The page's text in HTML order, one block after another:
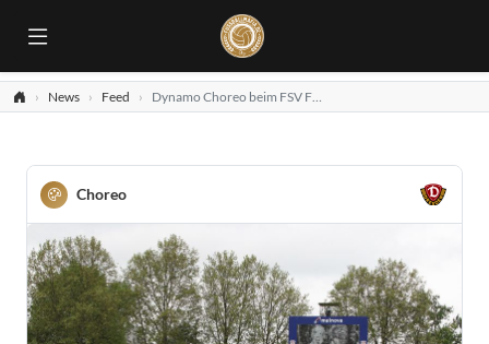
News Feed Dynamo Choreo beim FSV Frankfurt
Choreo